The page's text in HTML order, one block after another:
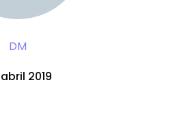
DM
2019